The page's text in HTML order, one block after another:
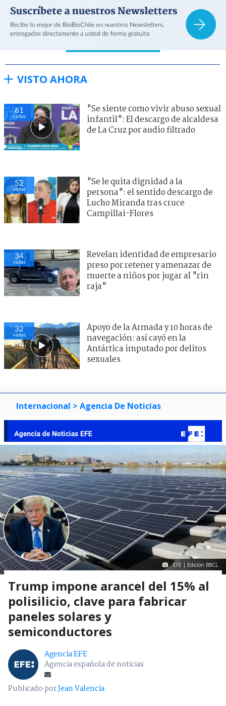
VISTO AHORA
61
visitas
"Se siente como vivir abuso sexual
infantil": El descargo de alcaldesa
de La Cruz por audio filtrado
52
visitas
"Se le quita dignidad a la
persona": el sentido descargo de
Lucho Miranda tras cruce
Campillai-Flores
34
visitas
Revelan identidad de empresario
preso por retener y amenazar de
muerte a niños por jugar al "rin
raja"
32
visitas
Apoyo de la Armada y 10 horas de
navegación: así cayó en la
Antártica imputado por delitos
sexuales
Internacional > Agencia De Noticias
EFE | Edición BBCL
Trump impone arancel del 15% al
polisilicio, clave para fabricar
paneles solares y
semiconductores
Agencia EFE
Agencia española de noticias
Publicado porJean Valencia